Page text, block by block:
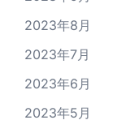
2023年8月
2023年7月
2023年6月
2023年5月